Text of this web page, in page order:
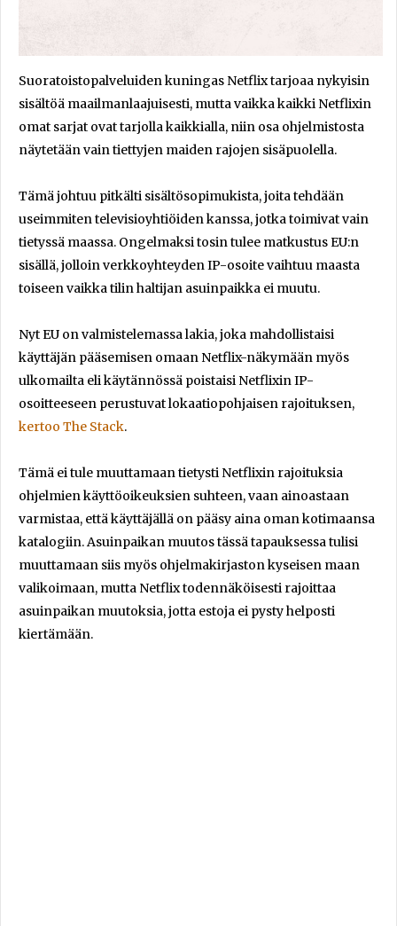
Suoratoistopalveluiden kuningas Netflix tarjoaa nykyisin
sisältöä maailmanlaajuisesti, mutta vaikka kaikki Netflixin
omat sarjat ovat tarjolla kaikkialla, niin osa ohjelmistosta
näytetään vain tiettyjen maiden rajojen sisäpuolella.
Tämä johtuu pitkälti sisältösopimukista, joita tehdään
useimmiten televisioyhtiöiden kanssa, jotka toimivat vain
tietyssä maassa. Ongelmaksi tosin tulee matkustus EU:n
sisällä, jolloin verkkoyhteyden IP-osoite vaihtuu maasta
toiseen vaikka tilin haltijan asuinpaikka ei muutu.
Nyt EU on valmistelemassa lakia, joka mahdollistaisi
käyttäjän pääsemisen omaan Netflix-näkymään myös
ulkomailta eli käytännössä poistaisi Netflixin IP-
osoitteeseen perustuvat lokaatiopohjaisen rajoituksen,
kertoo The Stack.
Tämä ei tule muuttamaan tietysti Netflixin rajoituksia
ohjelmien käyttöoikeuksien suhteen, vaan ainoastaan
varmistaa, että käyttäjällä on pääsy aina oman kotimaansa
katalogiin. Asuinpaikan muutos tässä tapauksessa tulisi
muuttamaan siis myös ohjelmakirjaston kyseisen maan
valikoimaan, mutta Netflix todennäköisesti rajoittaa
asuinpaikan muutoksia, jotta estoja ei pysty helposti
kiertämään.